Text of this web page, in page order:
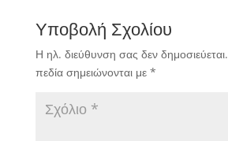
Υποβολή Σχολίου
Η ηλ. διεύθυνση σας δεν δημοσιεύεται.
πεδία σημειώνονται με *